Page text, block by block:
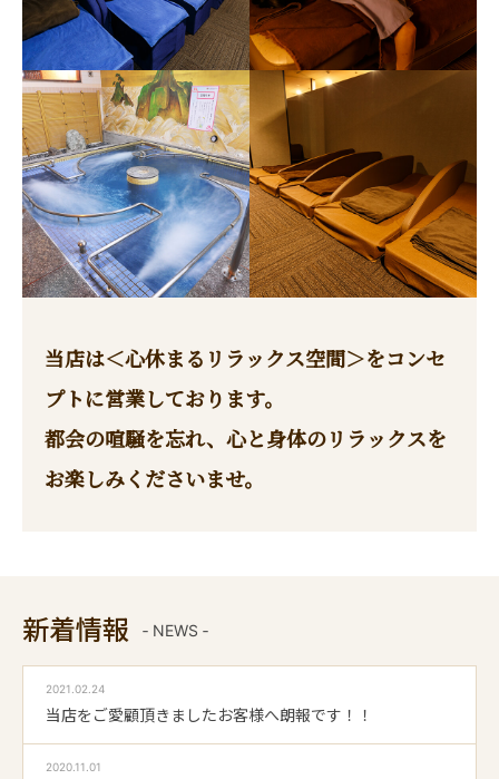
当店は＜心休まるリラックス空間＞をコンセ
プトに営業しております。
都会の喧騒を忘れ、心と身体のリラックスを
お楽しみくださいませ。
新着情報 ‐ NEWS ‐
2021.02.24
当店をご愛顧頂きましたお客様へ朗報です！！
2020.11.01